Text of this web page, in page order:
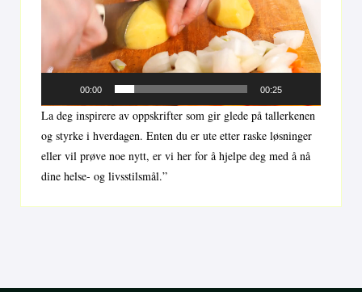
00:00 00:25
La deg inspirere av oppskrifter som gir glede på tallerkenen
og styrke i hverdagen. Enten du er ute etter raske løsninger
eller vil prøve noe nytt, er vi her for å hjelpe deg med å nå
dine helse- og livsstilsmål.”